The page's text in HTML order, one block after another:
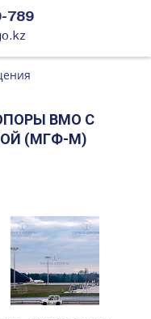
789
ВМО С
(МГФ-М)